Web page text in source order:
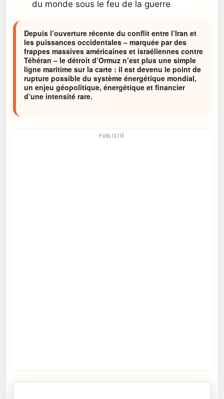
Depuis l’ouverture récente du conflit entre l’Iran et
les puissances occidentales – marquée par des
frappes massives américaines et israéliennes contre
Téhéran – le détroit d’Ormuz n’est plus une simple
ligne maritime sur la carte : il est devenu le point de
rupture possible du système énergétique mondial,
un enjeu géopolitique, énergétique et financier
d’une intensité rare.
PUBLICITÉ